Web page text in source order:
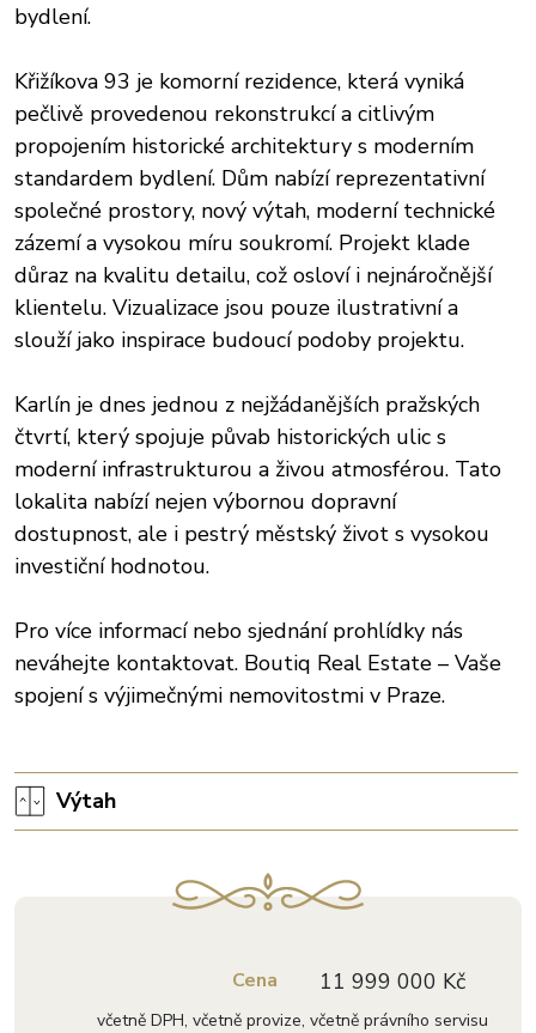
bydlení.
Křižíkova 93 je komorní rezidence, která vyniká
pečlivě provedenou rekonstrukcí a citlivým
propojením historické architektury s moderním
standardem bydlení. Dům nabízí reprezentativní
společné prostory, nový výtah, moderní technické
zázemí a vysokou míru soukromí. Projekt klade
důraz na kvalitu detailu, což osloví i nejnáročnější
klientelu. Vizualizace jsou pouze ilustrativní a
slouží jako inspirace budoucí podoby projektu.
Karlín je dnes jednou z nejžádanějších pražských
čtvrtí, který spojuje půvab historických ulic s
moderní infrastrukturou a živou atmosférou. Tato
lokalita nabízí nejen výbornou dopravní
dostupnost, ale i pestrý městský život s vysokou
investiční hodnotou.
Pro více informací nebo sjednání prohlídky nás
neváhejte kontaktovat. Boutiq Real Estate – Vaše
spojení s výjimečnými nemovitostmi v Praze.
Výtah
Cena 11 999 000 Kč
včetně DPH, včetně provize, včetně právního servisu